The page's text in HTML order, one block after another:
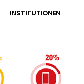
INSTITUTIONEN